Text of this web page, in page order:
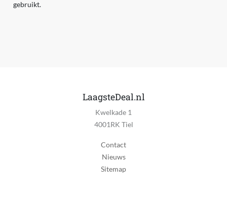
gebruikt.
LaagsteDeal.nl
Kwelkade 1
4001RK Tiel
Contact
Nieuws
Sitemap